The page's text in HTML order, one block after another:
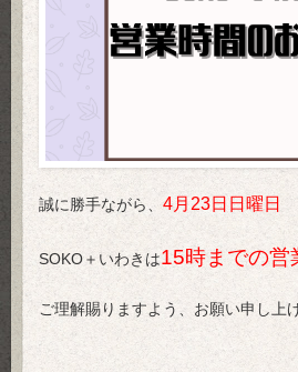
誠に勝手ながら、 4月23日日曜日
SOKO＋いわきは15時までの営
ご理解賜りますよう、お願い申し上